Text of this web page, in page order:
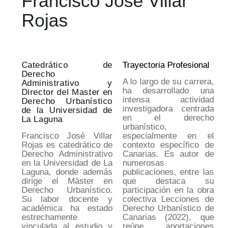
Rojas
Catedrático de
Derecho
Administrativo y
Director del Master en
Derecho Urbanístico
de la Universidad de
La Laguna
Francisco José Villar
Rojas es catedrático de
Derecho Administrativo
en la Universidad de La
Laguna, donde además
dirige el Máster en
Derecho Urbanístico.
Su labor docente y
académica ha estado
estrechamente
vinculada al estudio y
Trayectoria Profesional
A lo largo de su carrera,
hadesarrollado una
intensa actividad
investigadora centrada
en el derecho
urbanístico,
especialmente en el
contexto específico de
Canarias. Es autor de
numerosas
publicaciones, entre las
que destaca su
participación en la obra
colectiva Lecciones de
Derecho Urbanístico de
Canarias (2022), que
reúne aportaciones